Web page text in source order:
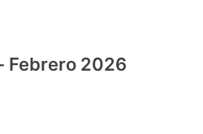
Febrero 2026